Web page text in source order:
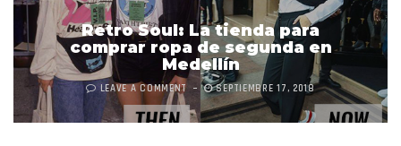
Retro Soul: La tienda para
comprar ropa de segunda en
Medellín
LEAVE A COMMENT SEPTIEMBRE 17, 2018